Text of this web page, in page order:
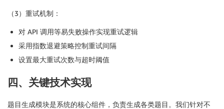
（3）重试机制：
对 API 调用等易失败操作实现重试逻辑
采用指数退避策略控制重试间隔
设置最大重试次数与超时阈值
四、关键技术实现
题目生成模块是系统的核心组件，负责生成各类题目。我们针对不